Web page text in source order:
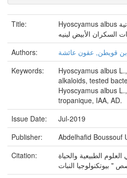
Title:
Hyoscyamus albus تأثير بعض الهرمونات النباتية
السكران الأبيض لينيه
Authors:
قويطن, عقون عائشة
Keywords:
Hyoscyamus albus
alkaloids, tested
Hyoscyamus albus
tropanique, IAA, AD.
Issue Date:
Jul-2019
Publisher:
Abdelhafid Boussouf
Citation:
الطبيعية والحياة